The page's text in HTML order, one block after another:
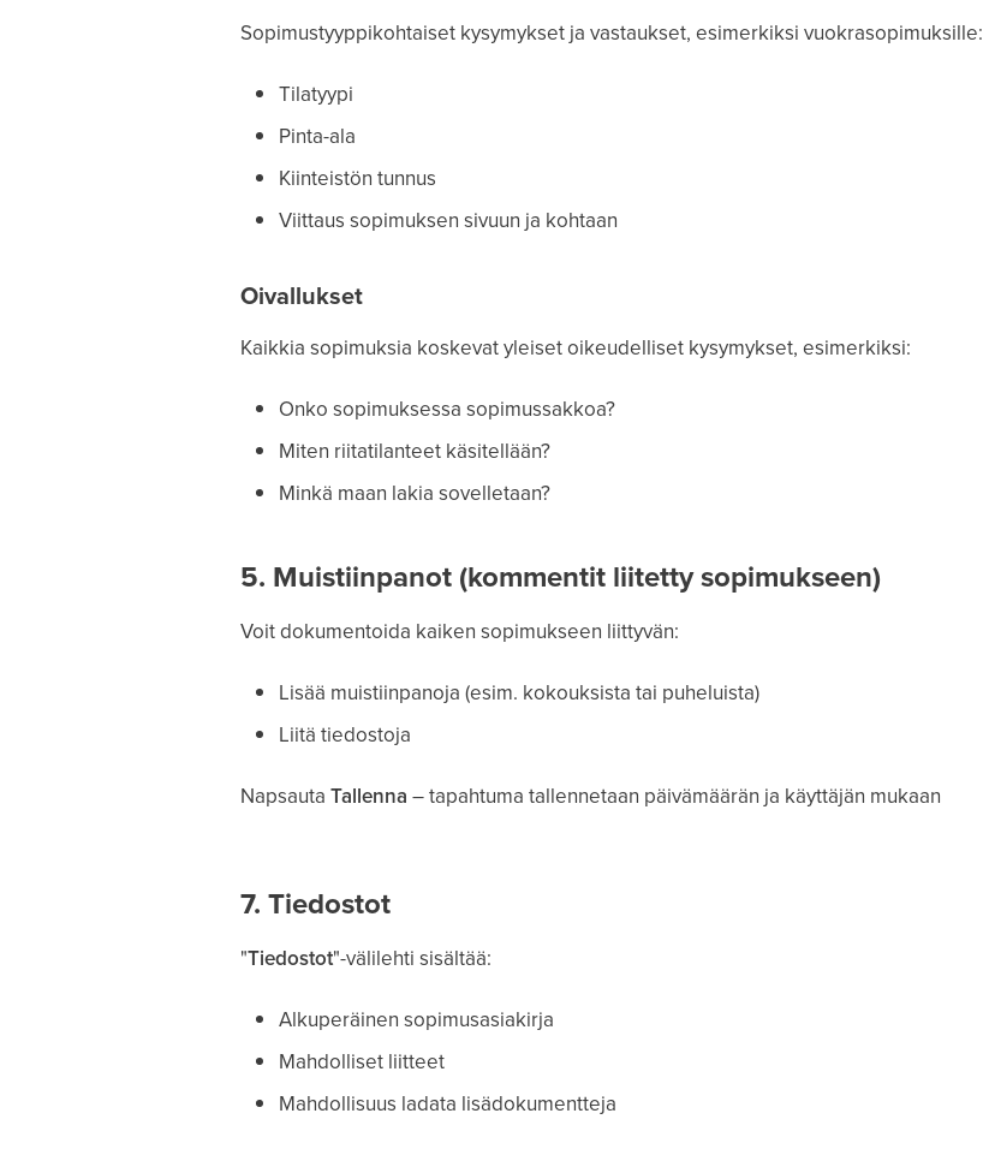
Sopimustyyppikohtaiset kysymykset ja vastaukset, esimerkiksi vuokrasopimuksille:
Tilatyypi
Pinta-ala
Kiinteistön tunnus
Viittaus sopimuksen sivuun ja kohtaan
Oivallukset
Kaikkia sopimuksia koskevat yleiset oikeudelliset kysymykset, esimerkiksi:
Onko sopimuksessa sopimussakkoa?
Miten riitatilanteet käsitellään?
Minkä maan lakia sovelletaan?
5. Muistiinpanot (kommentit liitetty sopimukseen)
Voit dokumentoida kaiken sopimukseen liittyvän:
Lisää muistiinpanoja (esim. kokouksista tai puheluista)
Liitä tiedostoja
Napsauta Tallenna – tapahtuma tallennetaan päivämäärän ja käyttäjän mukaan
7. Tiedostot
"Tiedostot"-välilehti sisältää:
Alkuperäinen sopimusasiakirja
Mahdolliset liitteet
Mahdollisuus ladata lisädokumentteja